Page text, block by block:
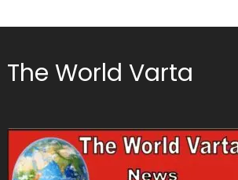
The World Varta